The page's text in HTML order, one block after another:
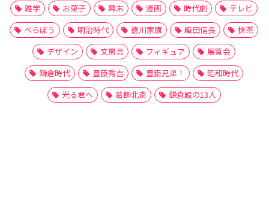
雑学
お菓子 幕末 漫画 時代劇
テレビ
べらぼう
明治時代 徳川家康 織田信長
抹茶
デザイン
文房具 フィギュア
展覧会
鎌倉時代
豊臣秀吉 豊臣兄弟！
昭和時代
光る君へ
葛飾北斎 鎌倉殿の13人